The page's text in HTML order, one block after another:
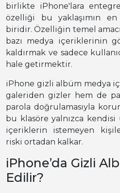
birlikte iPhone'lara
özelliği bu yaklaşımın
biridir. Özelliğin temel
bazı medya içeriklerinin
kaldırmak ve sadece
hale getirmektir.
iPhone gizli albüm medya
galeriden gizler hem de
parola doğrulamasıyla
bu klasöre yalnızca kendisi
içeriklerin istemeyen
riski ortadan kalkar.
iPhone’da Gizli
Edilir?